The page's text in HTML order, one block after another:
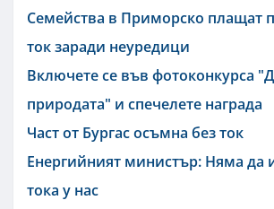
Семейства в Приморско плащат
ток заради неуредици
Включете се във фотоконкурса
природата" и спечелете награда
Част от Бургас осъмна без ток
Енергийният министър: Няма да
тока у нас